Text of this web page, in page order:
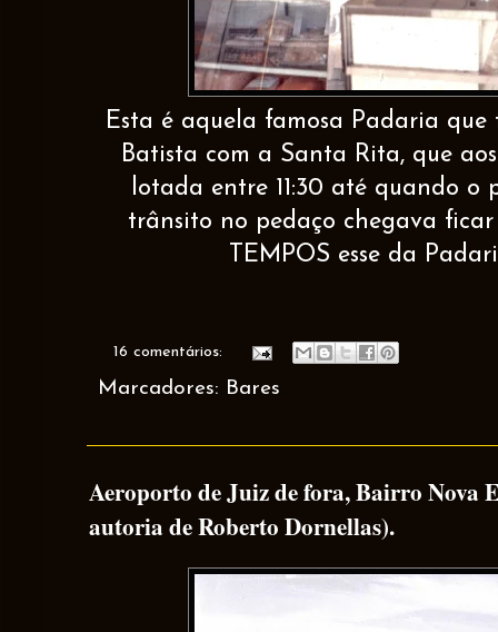
Esta é aquela famosa Padaria
Batista com a Santa Rita, que
lotada entre 11:30 até quando o
trânsito no pedaço chegava ficar
TEMPOS esse da
16 comentários:
Marcadores: Bares
Aeroporto de Juiz de fora, Bairro Nova
autoria de Roberto Dornellas).